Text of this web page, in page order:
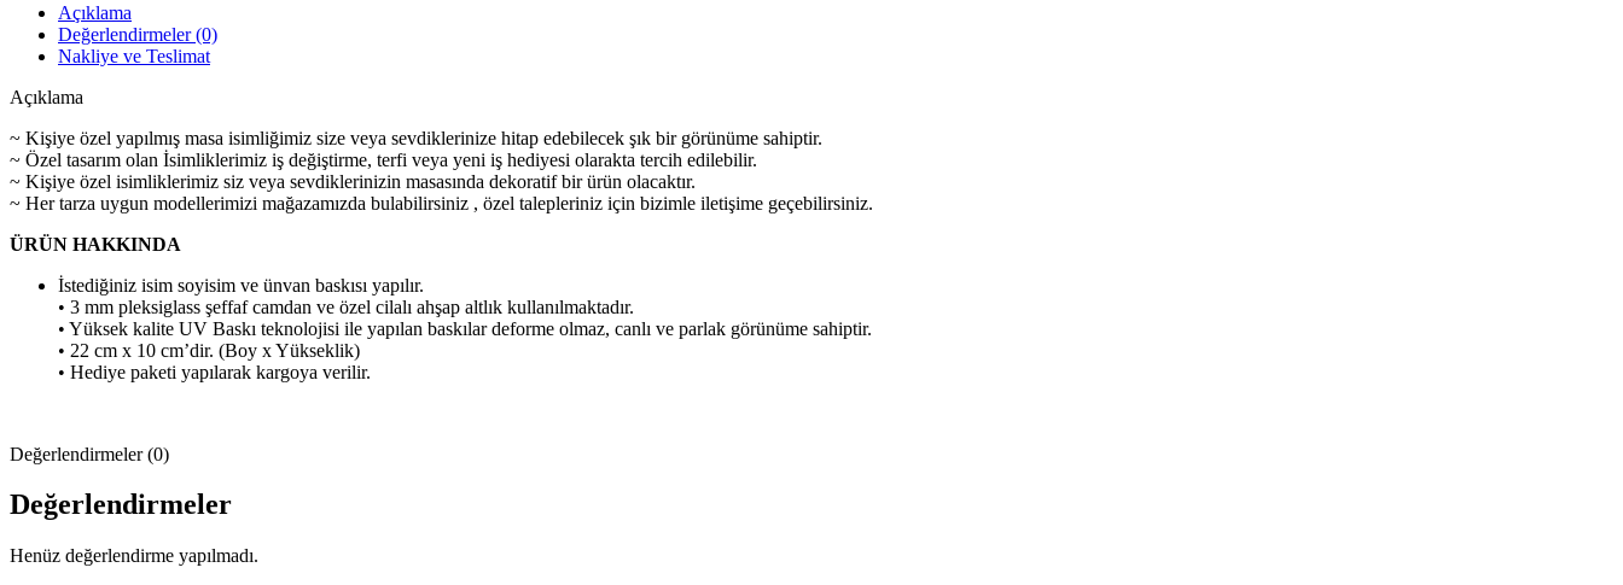
Açıklama
Değerlendirmeler (0)
Nakliye ve Teslimat
Açıklama
~ Kişiye özel yapılmış masa isimliğimiz size veya sevdiklerinize hitap edebilecek şık bir görünüme sahiptir.
~ Özel tasarım olan İsimliklerimiz iş değiştirme, terfi veya yeni iş hediyesi olarakta tercih edilebilir.
~ Kişiye özel isimliklerimiz siz veya sevdiklerinizin masasında dekoratif bir ürün olacaktır.
~ Her tarza uygun modellerimizi mağazamızda bulabilirsiniz , özel talepleriniz için bizimle iletişime geçebilirsiniz.
ÜRÜN HAKKINDA
İstediğiniz isim soyisim ve ünvan baskısı yapılır.
• 3 mm pleksiglass şeffaf camdan ve özel cilalı ahşap altlık kullanılmaktadır.
• Yüksek kalite UV Baskı teknolojisi ile yapılan baskılar deforme olmaz, canlı ve parlak görünüme sahiptir.
• 22 cm x 10 cm’dir. (Boy x Yükseklik)
• Hediye paketi yapılarak kargoya verilir.
Değerlendirmeler (0)
Değerlendirmeler
Henüz değerlendirme yapılmadı.